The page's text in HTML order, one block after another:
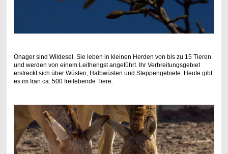
Onager sind Wildesel. Sie leben in kleinen Herden von bis zu 15 Tieren
und werden von einem Leithengst angeführt. Ihr Verbreitungsgebiet
erstreckt sich über Wüsten, Halbwüsten und Steppengebiete. Heute gibt
es im Iran ca. 500 freilebende Tiere.